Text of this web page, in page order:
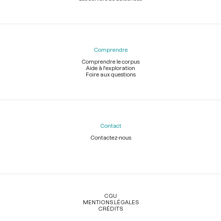
Comprendre
Comprendre le corpus
Aide à l'exploration
Foire aux questions
Contact
Contactez-nous
Légal
CGU
MENTIONS LÉGALES
CRÉDITS